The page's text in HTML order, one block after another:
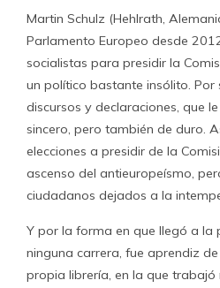
Martin Schulz (Hehlrath,
Parlamento Europeo desde
socialistas para presidir la
un político bastante insólito. Por
discursos y declaraciones, que
sincero, pero también de duro.
elecciones a presidir de la
ascenso del antieuropeísmo,
ciudadanos dejados a la
Y por la forma en que llegó a la
ninguna carrera, fue aprendiz
propia librería, en la que